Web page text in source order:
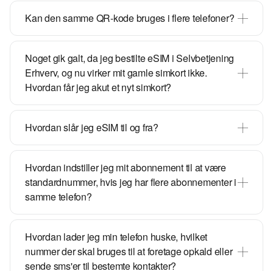
Kan den samme QR-kode bruges i flere telefoner?
Noget gik galt, da jeg bestilte eSIM i Selvbetjening
Erhverv, og nu virker mit gamle simkort ikke.
Hvordan får jeg akut et nyt simkort?
Hvordan slår jeg eSIM til og fra?
Hvordan indstiller jeg mit abonnement til at være
standardnummer, hvis jeg har flere abonnementer i
samme telefon?
Hvordan lader jeg min telefon huske, hvilket
nummer der skal bruges til at foretage opkald eller
sende sms'er til bestemte kontakter?